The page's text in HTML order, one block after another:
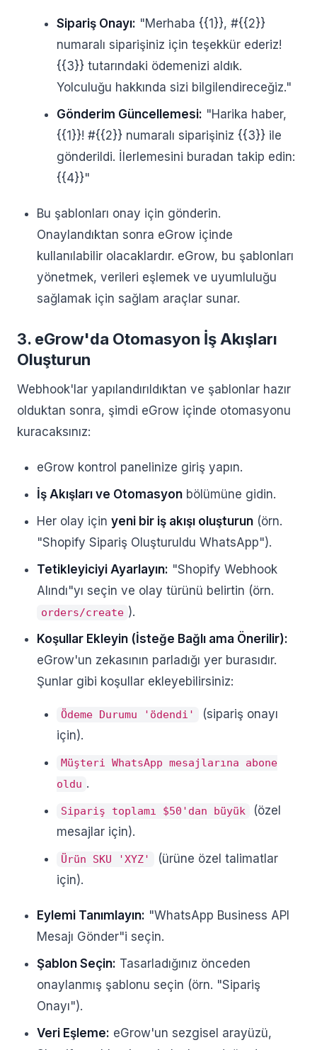
Sipariş Onayı: "Merhaba {{1}}, #{{2}}
numaralı siparişiniz için teşekkür ederiz!
{{3}} tutarındaki ödemenizi aldık.
Yolculuğu hakkında sizi bilgilendireceğiz."
Gönderim Güncellemesi: "Harika haber,
{{1}}! #{{2}} numaralı siparişiniz {{3}} ile
gönderildi. İlerlemesini buradan takip edin:
{{4}}"
Bu şablonları onay için gönderin.
Onaylandıktan sonra eGrow içinde
kullanılabilir olacaklardır. eGrow, bu şablonları
yönetmek, verileri eşlemek ve uyumluluğu
sağlamak için sağlam araçlar sunar.
3. eGrow'da Otomasyon İş Akışları
Oluşturun
Webhook'lar yapılandırıldıktan ve şablonlar hazır
olduktan sonra, şimdi eGrow içinde otomasyonu
kuracaksınız:
eGrow kontrol panelinize giriş yapın.
İş Akışları ve Otomasyon bölümüne gidin.
Her olay için yeni bir iş akışı oluşturun (örn.
"Shopify Sipariş Oluşturuldu WhatsApp").
Tetikleyiciyi Ayarlayın: "Shopify Webhook
Alındı"yı seçin ve olay türünü belirtin (örn.
orders/create ).
Koşullar Ekleyin (İsteğe Bağlı ama Önerilir):
eGrow'un zekasının parladığı yer burasıdır.
Şunlar gibi koşullar ekleyebilirsiniz:
Ödeme Durumu 'ödendi'
(sipariş onayı
için).
Müşteri WhatsApp mesajlarına abone
oldu .
Sipariş toplamı $50'dan büyük
(özel
mesajlar için).
Ürün SKU 'XYZ'
(ürüne özel talimatlar
için).
Eylemi Tanımlayın: "WhatsApp Business API
Mesajı Gönder"i seçin.
Şablon Seçin: Tasarladığınız önceden
onaylanmış şablonu seçin (örn. "Sipariş
Onayı").
Veri Eşleme: eGrow'un sezgisel arayüzü,